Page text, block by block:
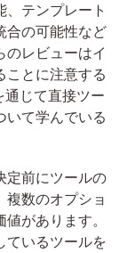
テンプレート
合の可能性など
のレビューはイ
ことに注意する
じて直接ツー
いて学んでいる
定前にツールの
複数のオプショ
があります。
ているツールを